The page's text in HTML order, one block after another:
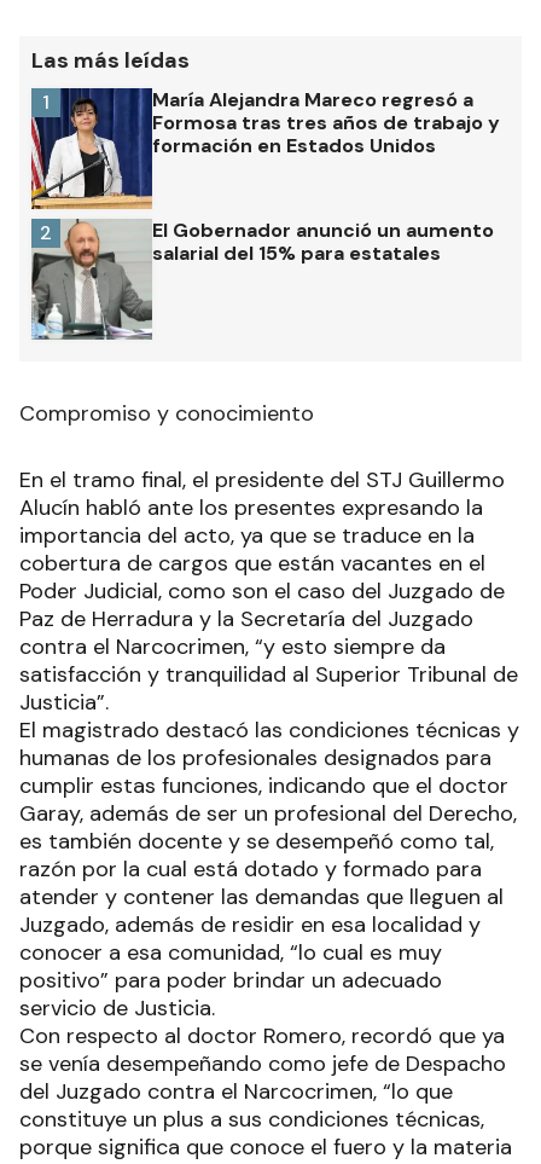
Las más leídas
María Alejandra Mareco regresó a
Formosa tras tres años de trabajo y
formación en Estados Unidos
1
El Gobernador anunció un aumento
salarial del 15% para estatales
2
Compromiso y conocimiento
En el tramo final, el presidente del STJ Guillermo
Alucín habló ante los presentes expresando la
importancia del acto, ya que se traduce en la
cobertura de cargos que están vacantes en el
Poder Judicial, como son el caso del Juzgado de
Paz de Herradura y la Secretaría del Juzgado
contra el Narcocrimen, “y esto siempre da
satisfacción y tranquilidad al Superior Tribunal de
Justicia”.
El magistrado destacó las condiciones técnicas y
humanas de los profesionales designados para
cumplir estas funciones, indicando que el doctor
Garay, además de ser un profesional del Derecho,
es también docente y se desempeñó como tal,
razón por la cual está dotado y formado para
atender y contener las demandas que lleguen al
Juzgado, además de residir en esa localidad y
conocer a esa comunidad, “lo cual es muy
positivo” para poder brindar un adecuado
servicio de Justicia.
Con respecto al doctor Romero, recordó que ya
se venía desempeñando como jefe de Despacho
del Juzgado contra el Narcocrimen, “lo que
constituye un plus a sus condiciones técnicas,
porque significa que conoce el fuero y la materia